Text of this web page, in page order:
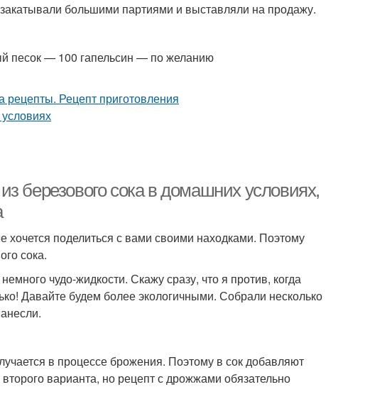
большими партиями и выставляли на продажу.
песок — 100 гапельсин — по желанию
березового сока в домашних условиях,
поделиться с вами своими находками. Поэтому
сока.
чудо-жидкости. Скажу сразу, что я против, когда
Давайте будем более экологичными. Собрали несколько
в процессе брожения. Поэтому в сок добавляют
варианта, но рецепт с дрожжами обязательно